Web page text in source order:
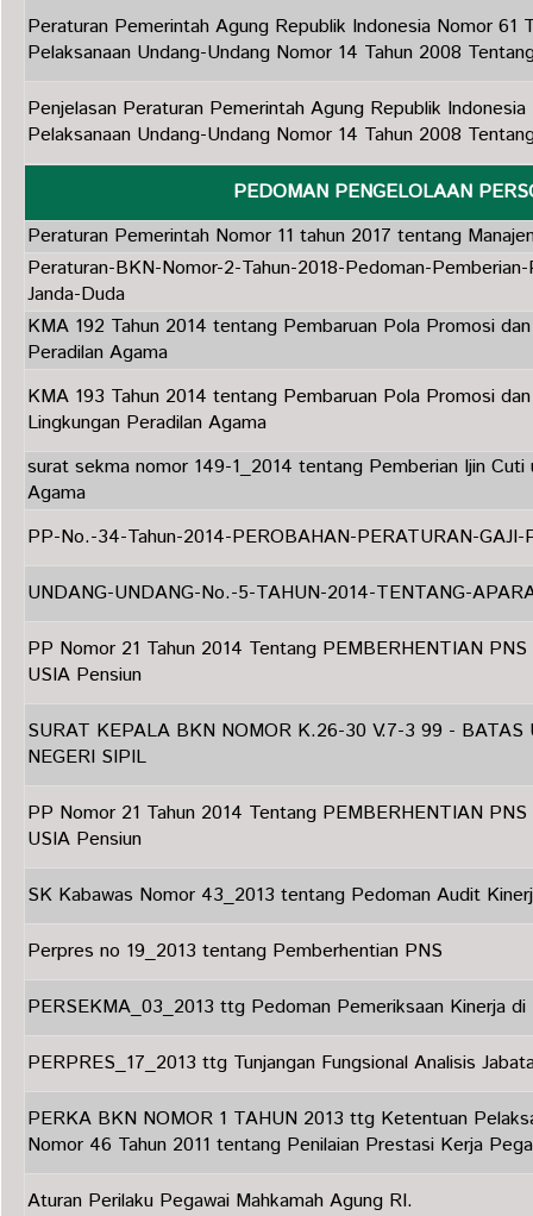
Peraturan Pemerintah Agung Republik Indonesia Nomor 61
Pelaksanaan Undang-Undang Nomor 14 Tahun 2008
Penjelasan Peraturan Pemerintah Agung Republik
Pelaksanaan Undang-Undang Nomor 14 Tahun 2008
PEDOMAN PENGELOLAAN
Peraturan Pemerintah Nomor 11 tahun 2017 tentang
Peraturan-BKN-Nomor-2-Tahun-2018-Pedoman-
Janda-Duda
KMA 192 Tahun 2014 tentang Pembaruan Pola Promosi
Peradilan Agama
KMA 193 Tahun 2014 tentang Pembaruan Pola Promosi
Lingkungan Peradilan Agama
surat sekma nomor 149-1_2014 tentang Pemberian Ijin Cuti
Agama
PP-No.-34-Tahun-2014-PEROBAHAN-PERATURAN-GAJI-
UNDANG-UNDANG-No.-5-TAHUN-2014-TENTANG-
PP Nomor 21 Tahun 2014 Tentang PEMBERHENTIAN
USIA Pensiun
SURAT KEPALA BKN NOMOR K.26-30 V.7-3 99 - BATAS
NEGERI SIPIL
PP Nomor 21 Tahun 2014 Tentang PEMBERHENTIAN
USIA Pensiun
SK Kabawas Nomor 43_2013 tentang Pedoman Audit
Perpres no 19_2013 tentang Pemberhentian PNS
PERSEKMA_03_2013 ttg Pedoman Pemeriksaan Kinerja di
PERPRES_17_2013 ttg Tunjangan Fungsional Analisis
PERKA BKN NOMOR 1 TAHUN 2013 ttg Ketentuan
Nomor 46 Tahun 2011 tentang Penilaian Prestasi Kerja
Aturan Perilaku Pegawai Mahkamah Agung RI.